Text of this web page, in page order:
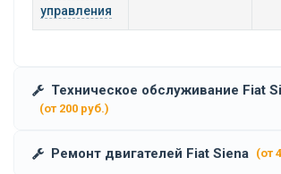
управления
Техническое обслуживание Fiat
(от 200 руб.)
Ремонт двигателей Fiat Siena (от